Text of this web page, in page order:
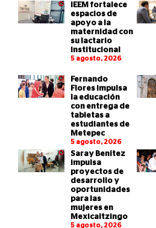
IEEM fortalece
espacios de
apoyo a la
maternidad con
su lactario
institucional
5 agosto, 2026
Fernando
Flores impulsa
la educación
con entrega de
tabletas a
estudiantes de
Metepec
5 agosto, 2026
Saray Benítez
impulsa
proyectos de
desarrollo y
oportunidades
para las
mujeres en
Mexicaltzingo
5 agosto, 2026